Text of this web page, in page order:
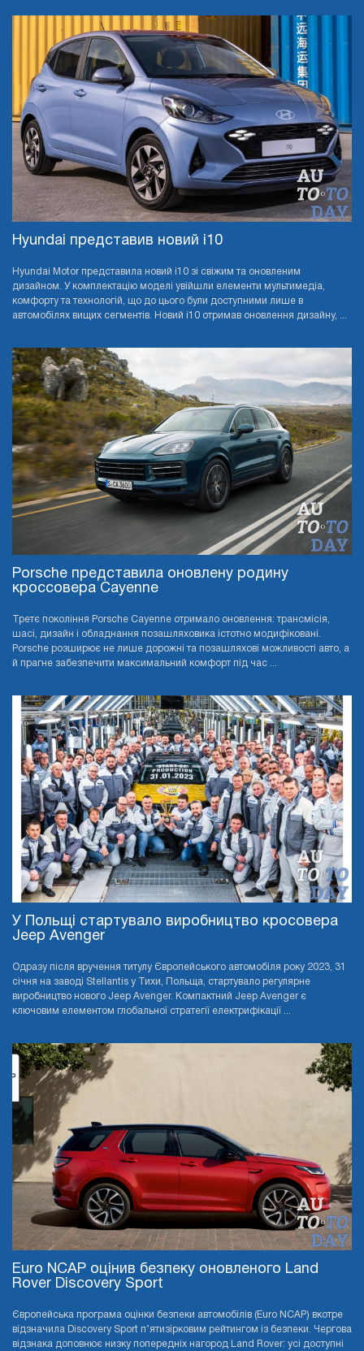
Hyundai представив новий i10
Hyundai Motor представила новий i10 зі свіжим та оновленим
дизайном. У комплектацію моделі увійшли елементи мультимедіа,
комфорту та технологій, що до цього були доступними лише в
автомобілях вищих сегментів. Новий i10 отримав оновлення дизайну, ...
Porsche представила оновлену родину
кроссовера Cayenne
Третє покоління Porsche Cayenne отримало оновлення: трансмісія,
шасі, дизайн і обладнання позашляховика істотно модифіковані.
Porsche розширює не лише дорожні та позашляхові можливості авто, а
й прагне забезпечити максимальний комфорт під час ...
У Польщі стартувало виробництво кросовера
Jeep Avenger
Одразу після вручення титулу Європейського автомобіля року 2023, 31
січня на заводі Stellantis у Тихи, Польща, стартувало регулярне
виробництво нового Jeep Avenger. Компактний Jeep Avenger є
ключовим елементом глобальної стратегії електрифікації ...
Euro NCAP оцінив безпеку оновленого Land
Rover Discovery Sport
Європейська програма оцінки безпеки автомобілів (Euro NCAP) вкотре
відзначила Discovery Sport п’ятизірковим рейтингом із безпеки. Чергова
відзнака доповнює низку попередніх нагород Land Rover: усі доступні